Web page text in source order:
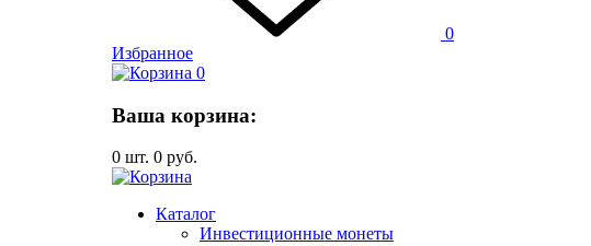
0
Избранное
0
Ваша корзина:
0 шт. 0 руб.
Каталог
Инвестиционные монеты